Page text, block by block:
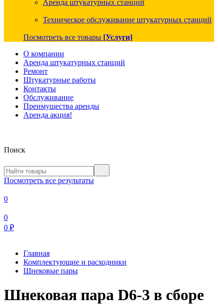
Аренда штукатурных станций
Техническое обслуживание штукатурных станций
Посмотреть все товары [Услуги]
О компании
Аренда штукатурных станций
Ремонт
Штукатурные работы
Контакты
Обслуживание
Преимущества аренды
Аренда акция!
Поиск
Посмотреть все результаты
0
0
0 ₽
Главная
Комплектующие и расходники
Шнековые пары
Шнековая пара D6-3 в сборе